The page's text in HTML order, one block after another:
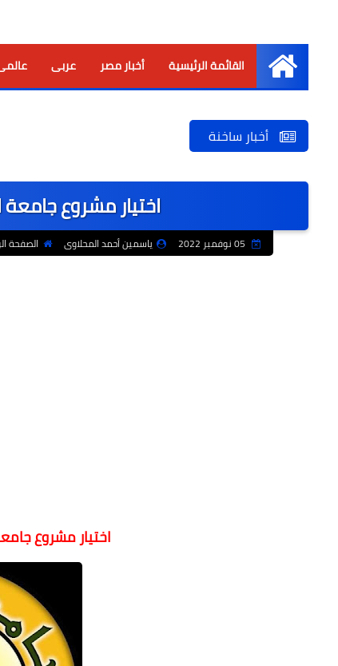
الرئيسية
القائمة الرئيسية أخبار مصر عربى
أخبار ساخنة
اختيار مشروع جامعة
ياسمين أحمد المحلاوى الصفحة
اختيار مشروع